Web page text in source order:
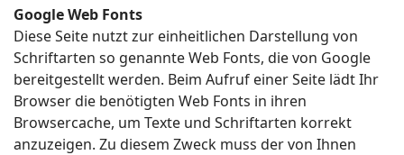
Google Web Fonts
Diese Seite nutzt zur einheitlichen Darstellung von
Schriftarten so genannte Web Fonts, die von Google
bereitgestellt werden. Beim Aufruf einer Seite lädt Ihr
Browser die benötigten Web Fonts in ihren
Browsercache, um Texte und Schriftarten korrekt
anzuzeigen. Zu diesem Zweck muss der von Ihnen